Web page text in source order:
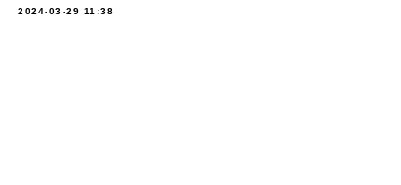
2024-03-29 11:38